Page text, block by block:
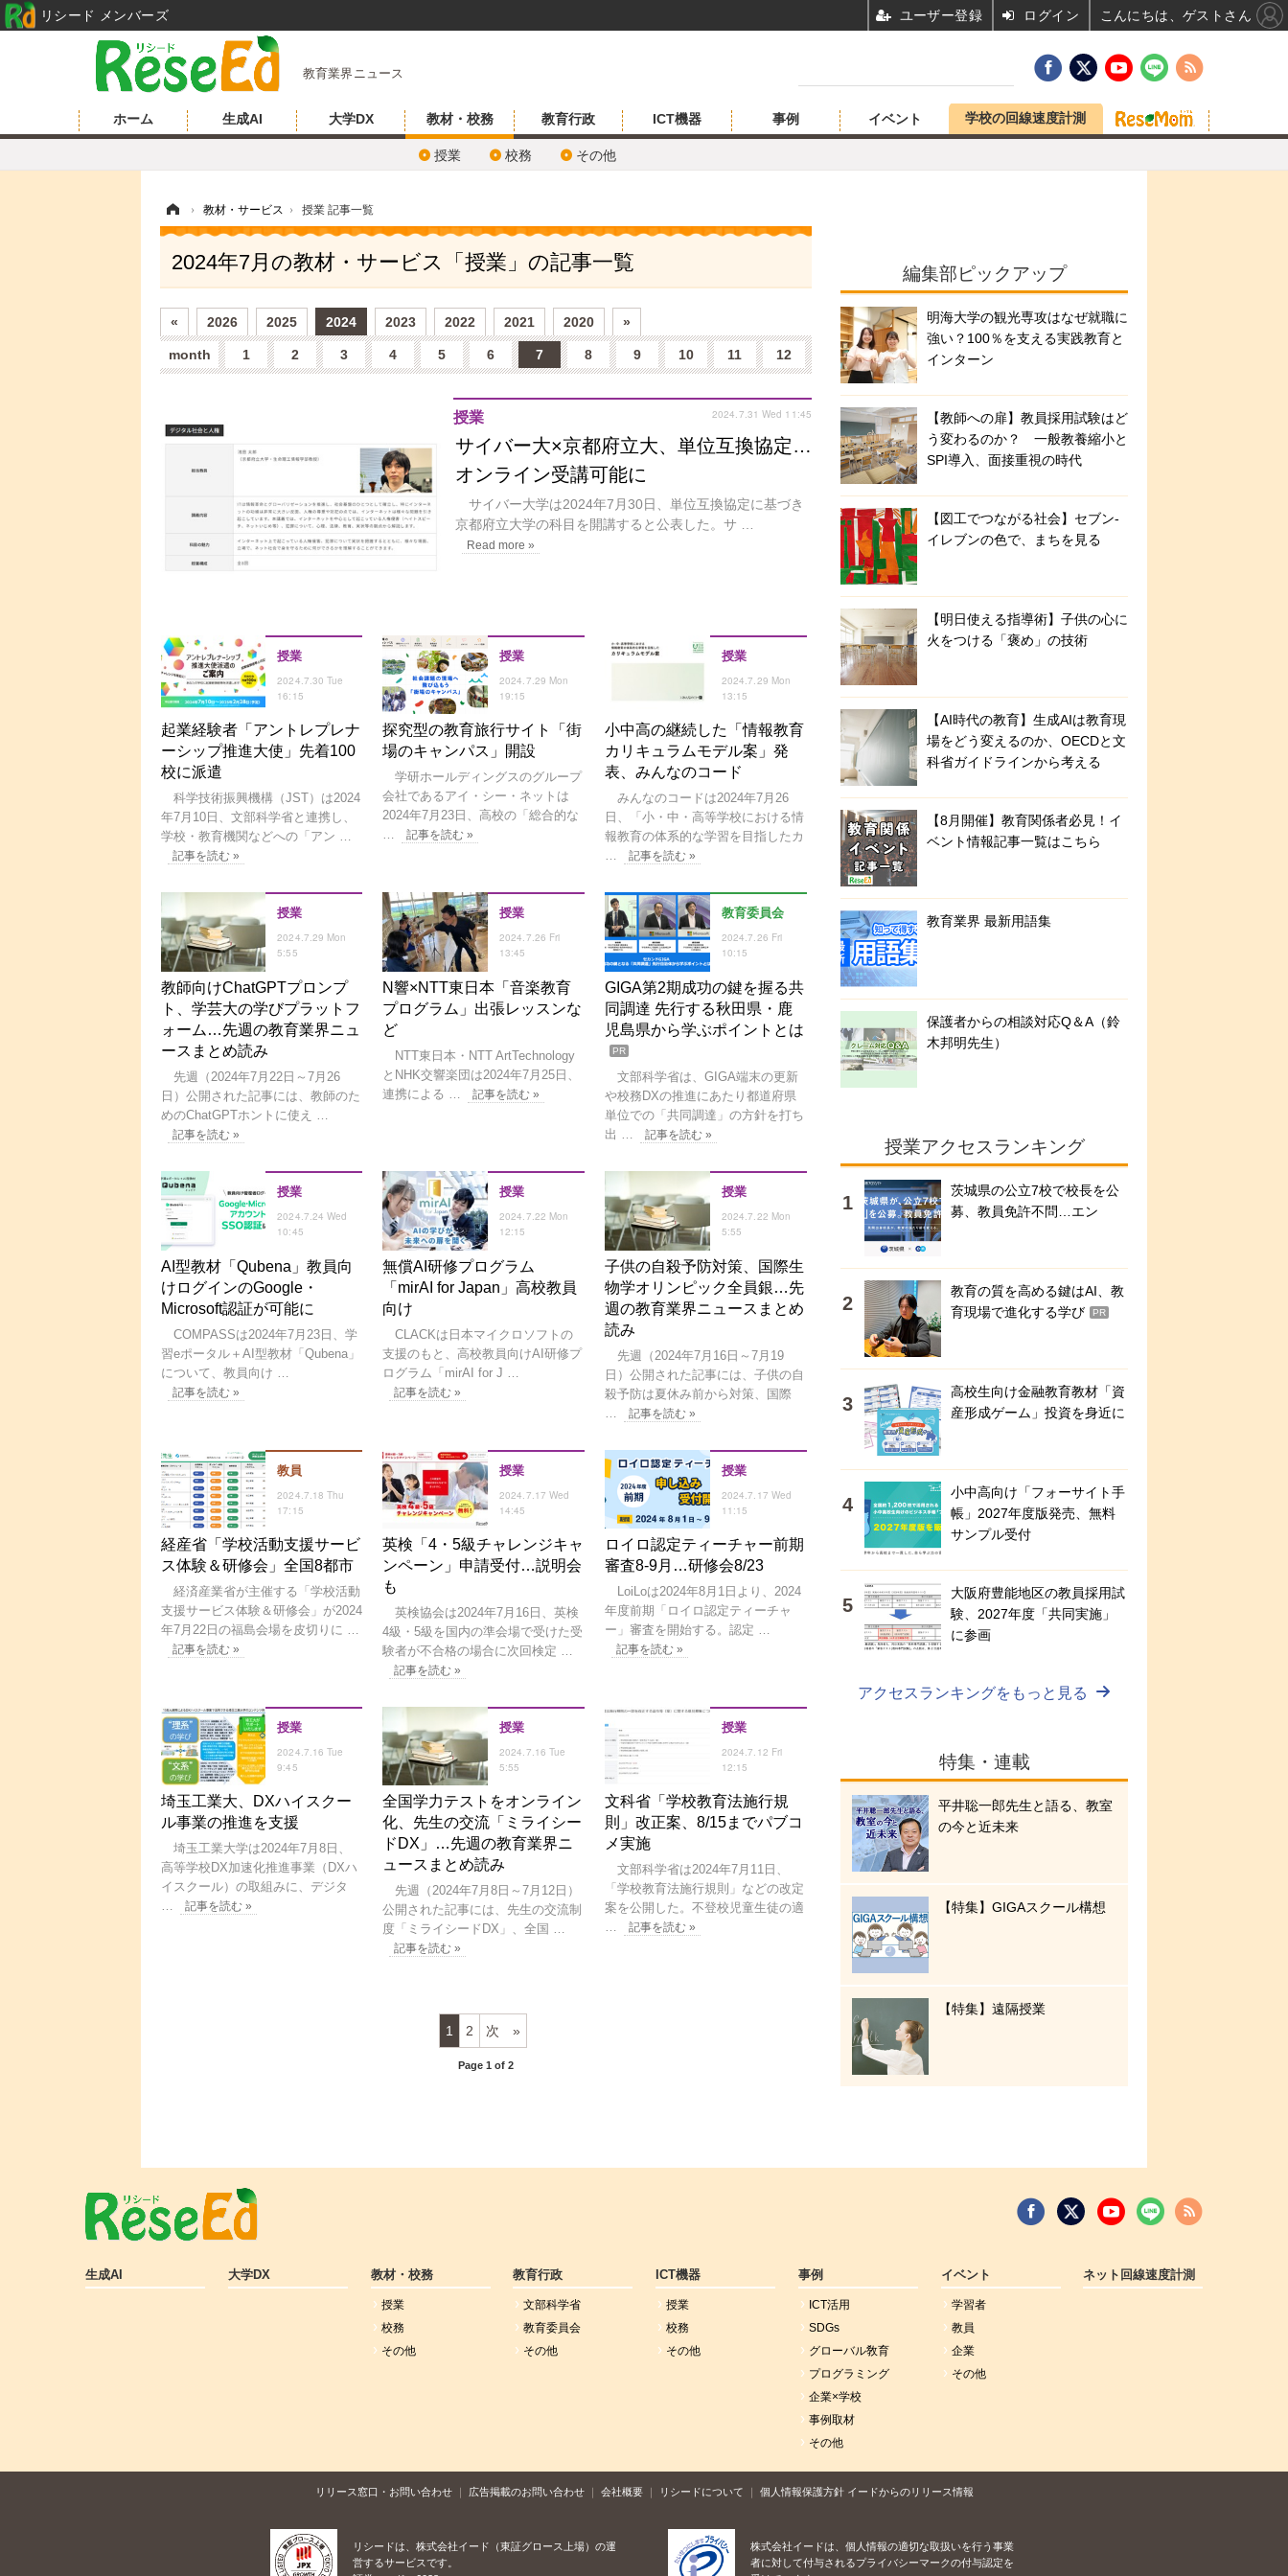
教育業界ニュース
ホーム 生成AI 大学DX 教材・校務
授業 校務 その他
教育行政 ICT機器 事例 イベント 学校の回線速度計測
› 教材・サービス › 授業 記事一覧
2024年7月の教材・サービス「授業」の記事一覧
« 2026 2025 2024 2023 2022 2021 2020 »
month 1 2 3 4 5 6 7 8 9 10 11 12
授業 2024.7.31 Wed 11:45
サイバー大×京都府立大、単位互換協定…
オンライン受講可能に
サイバー大学は2024年7月30日、単位互換協定に基づき
京都府立大学の科目を開講すると公表した。サ …
Read more »
授業
2024.7.30 Tue
16:15
起業経験者「アントレプレナ
ーシップ推進大使」先着100
校に派遣
科学技術振興機構（JST）は2024
年7月10日、文部科学省と連携し、
学校・教育機関などへの「アン …
記事を読む »
授業
2024.7.29 Mon
19:15
探究型の教育旅行サイト「街
場のキャンパス」開設
学研ホールディングスのグループ
会社であるアイ・シー・ネットは
2024年7月23日、高校の「総合的な
…
記事を読む »
授業
2024.7.29 Mon
13:15
小中高の継続した「情報教育
カリキュラムモデル案」発
表、みんなのコード
みんなのコードは2024年7月26
日、「小・中・高等学校における情
報教育の体系的な学習を目指したカ
…
記事を読む »
授業
2024.7.29 Mon
5:55
教師向けChatGPTプロンプ
ト、学芸大の学びプラットフ
ォーム…先週の教育業界ニュ
ースまとめ読み
先週（2024年7月22日～7月26
日）公開された記事には、教師のた
めのChatGPTホントに使え …
記事を読む »
授業
2024.7.26 Fri
13:45
N響×NTT東日本「音楽教育
プログラム」出張レッスンな
ど
NTT東日本・NTT ArtTechnology
とNHK交響楽団は2024年7月25日、
連携による …
記事を読む »
教育委員会
2024.7.26 Fri
10:15
GIGA第2期成功の鍵を握る共
同調達 先行する秋田県・鹿
児島県から学ぶポイントとは
PR
文部科学省は、GIGA端末の更新
や校務DXの推進にあたり都道府県
単位での「共同調達」の方針を打ち
出 …
記事を読む »
授業
2024.7.24 Wed
10:45
AI型教材「Qubena」教員向
けログインのGoogle・
Microsoft認証が可能に
COMPASSは2024年7月23日、学
習eポータル＋AI型教材「Qubena」
について、教員向け …
記事を読む »
授業
2024.7.22 Mon
12:15
無償AI研修プログラム
「mirAI for Japan」高校教員
向け
CLACKは日本マイクロソフトの
支援のもと、高校教員向けAI研修プ
ログラム「mirAI for J …
記事を読む »
授業
2024.7.22 Mon
5:55
子供の自殺予防対策、国際生
物学オリンピック全員銀…先
週の教育業界ニュースまとめ
読み
先週（2024年7月16日～7月19
日）公開された記事には、子供の自
殺予防は夏休み前から対策、国際
記事を読む »
教員
2024.7.18 Thu
17:15
経産省「学校活動支援サービ
ス体験＆研修会」全国8都市
経済産業省が主催する「学校活動
支援サービス体験＆研修会」が2024
年7月22日の福島会場を皮切りに …
記事を読む »
授業
2024.7.17 Wed
14:45
英検「4・5級チャレンジキャ
ンペーン」申請受付…説明会
も
英検協会は2024年7月16日、英検
4級・5級を国内の準会場で受けた受
験者が不合格の場合に次回検定 …
記事を読む »
授業
2024.7.17 Wed
11:15
ロイロ認定ティーチャー前期
審査8-9月…研修会8/23
LoiLoは2024年8月1日より、2024
年度前期「ロイロ認定ティーチャ
ー」審査を開始する。認定 …
記事を読む »
授業
2024.7.16 Tue
9:45
埼玉工業大、DXハイスクー
ル事業の推進を支援
埼玉工業大学は2024年7月8日、
高等学校DX加速化推進事業（DXハ
イスクール）の取組みに、デジタ
記事を読む »
授業
2024.7.16 Tue
5:55
全国学力テストをオンライン
化、先生の交流「ミライシー
ドDX」…先週の教育業界ニ
ュースまとめ読み
先週（2024年7月8日～7月12日）
公開された記事には、先生の交流制
度「ミライシードDX」、全国 …
記事を読む »
授業
2024.7.12 Fri
12:15
文科省「学校教育法施行規
則」改正案、8/15までパブコ
メ実施
文部科学省は2024年7月11日、
「学校教育法施行規則」などの改定
案を公開した。不登校児童生徒の適
記事を読む »
1 2 次
Page 1 of 2
編集部ピックアップ
明海大学の観光専攻はなぜ就職に
強い？100％を支える実践教育と
インターン
【教師への扉】教員採用試験はど
う変わるのか？ 一般教養縮小と
SPI導入、面接重視の時代
【図工でつながる社会】セブン‐
イレブンの色で、まちを見る
【明日使える指導術】子供の心に
火をつける「褒め」の技術
【AI時代の教育】生成AIは教育現
場をどう変えるのか、OECDと文
科省ガイドラインから考える
【8月開催】教育関係者必見！イ
ベント情報記事一覧はこちら
教育業界 最新用語集
保護者からの相談対応Q＆A（鈴
木邦明先生）
授業アクセスランキング
茨城県の公立7校で校長を公
募、教員免許不問…エン
教育の質を高める鍵はAI、教
育現場で進化する学び
PR
高校生向け金融教育教材「資
産形成ゲーム」投資を身近に
小中高向け「フォーサイト手
帳」2027年度版発売、無料
サンプル受付
大阪府豊能地区の教員採用試
験、2027年度「共同実施」
に参画
アクセスランキングをもっと見る
特集・連載
平井聡一郎先生と語る、教室
の今と近未来
【特集】GIGAスクール構想
【特集】遠隔授業
生成AI 大学DX 教材・校務
授業
校務
その他
教育行政
文部科学省
教育委員会
その他
ICT機器
授業
校務
その他
事例
ICT活用
SDGs
グローバル敎育
プログラミング
企業×学校
事例取材
その他
イベント
学習者
教員
企業
その他
ネット回線速度計測
リリース窓口・お問い合わせ 広告掲載のお問い合わせ 会社概要 リシードについて 個人情報保護方針 イードからのリリース情報
リシードは、株式会社イード（東証グロース上場）の運
営するサービスです。
株式会社イードは、個人情報の適切な取扱いを行う事業
者に対して付与されるプライバシーマークの付与認定を
リシード メンバーズ ユーザー登録 ログイン こんにちは、ゲストさん